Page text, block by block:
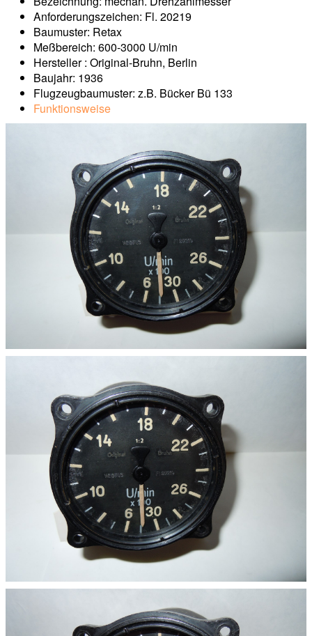
Anforderungszeichen: Fl. 20219
Baumuster: Retax
Meßbereich: 600-3000 U/min
Hersteller : Original-Bruhn, Berlin
Baujahr: 1936
Flugzeugbaumuster: z.B. Bücker Bü 133
Funktionsweise